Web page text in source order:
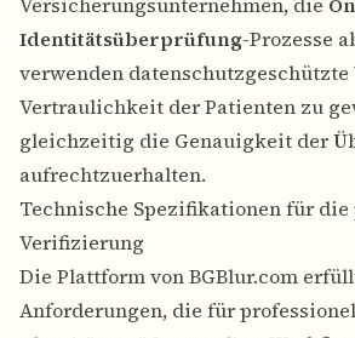
Identitätsüberprüfung-Prozesse
verwenden datenschutzgeschützte
Vertraulichkeit der Patienten zu
gleichzeitig die Genauigkeit der
aufrechtzuerhalten.
Technische Spezifikationen für
Verifizierung
Die Plattform von BGBlur.com
Anforderungen, die für